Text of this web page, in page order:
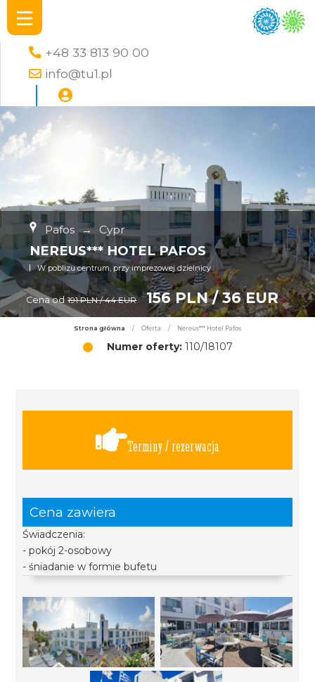
+48 33 813 90 00
info@tu1.pl
Pafos → Cypr
NEREUS*** HOTEL PAFOS
W poblizu centrum, przy imprezowej dzielnicy
Cena od 191 PLN / 44 EUR 156 PLN / 36 EUR
Strona główna / Oferta / Nereus*** Hotel Pafos
Numer oferty:110/18107
Terminy / rezerwacja
Cena zawiera
Świadczenia:
- pokój 2-osobowy
- śniadanie w formie bufetu